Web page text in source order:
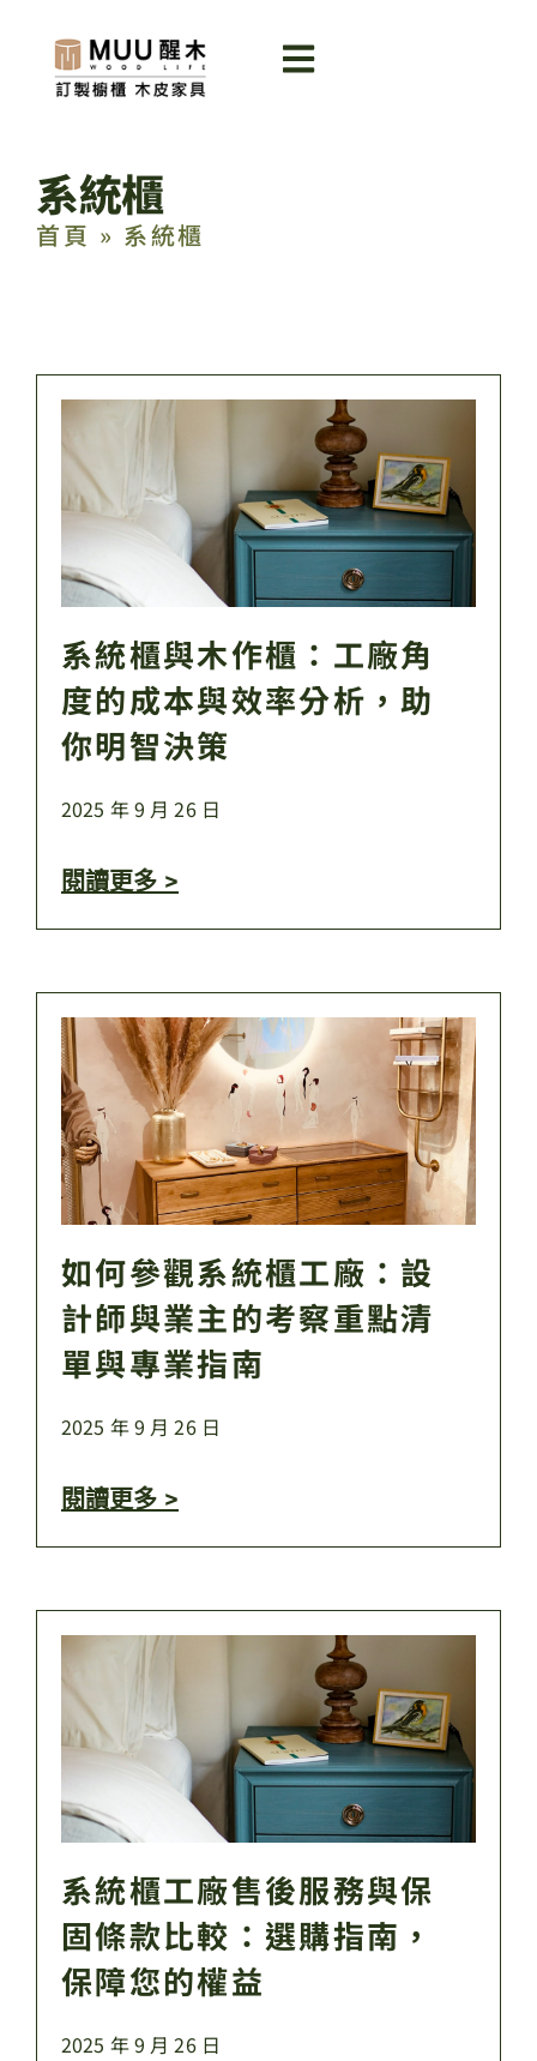
系統櫃
首頁 » 系統櫃
系統櫃與木作櫃：工廠角
度的成本與效率分析，助
你明智決策
2025 年 9 月 26 日
閱讀更多 >
如何參觀系統櫃工廠：設
計師與業主的考察重點清
單與專業指南
2025 年 9 月 26 日
閱讀更多 >
系統櫃工廠售後服務與保
固條款比較：選購指南，
保障您的權益
2025 年 9 月 26 日